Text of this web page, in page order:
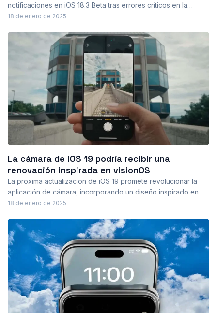
notificaciones en iOS 18.3 Beta tras errores críticos en la
precisión de la información, desafiando la confianza en su
18 de enero de 2025
La cámara de iOS 19 podría recibir una
renovación inspirada en visionOS
La próxima actualización de iOS 19 promete revolucionar la
aplicación de cámara, incorporando un diseño inspirado en
visionOS que mejora la estética y funcionalidad, optimizando
18 de enero de 2025